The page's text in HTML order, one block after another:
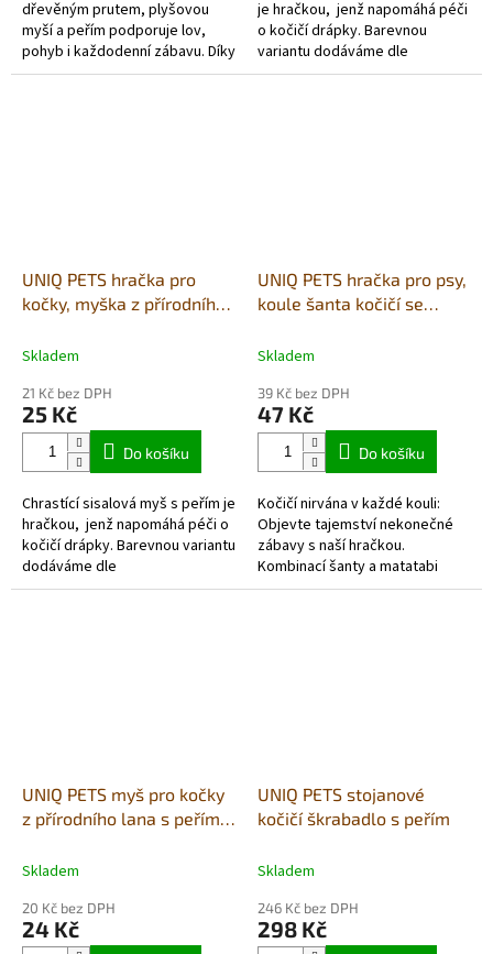
dřevěným prutem, plyšovou
myší a peřím podporuje lov,
pohyb i každodenní zábavu. Díky
dlouhému lanu a švihavému
je hračkou, jenž napomáhá péči
o kočičí drápky. Barevnou
variantu dodáváme dle
současného stavu skladových
UNIQ PETS hračka pro
kočky, myška z přírodního
Skladem
21 Kč bez DPH
25 Kč
Do košíku
Chrastící sisalová myš s peřím je
hračkou, jenž napomáhá péči o
kočičí drápky. Barevnou variantu
dodáváme dle
současného stavu skladových...
UNIQ PETS hračka pro psy,
koule šanta kočičí se
11cm
Skladem
39 Kč bez DPH
47 Kč
Do košíku
Kočičí nirvána v každé kouli:
Objevte tajemství nekonečné
zábavy s naší hračkou.
Kombinací šanty a matatabi
stimulujete všechny kočičí
UNIQ PETS myš pro kočky
z přírodního lana s peřím
Skladem
20 Kč bez DPH
24 Kč
UNIQ PETS stojanové
kočičí škrabadlo s peřím
Skladem
246 Kč bez DPH
298 Kč